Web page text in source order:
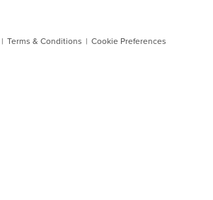
| Terms & Conditions | Cookie Preferences